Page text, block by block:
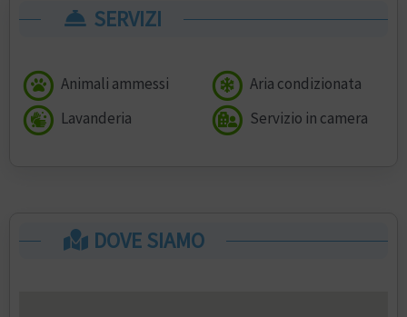
SERVIZI
Animali ammessi
Aria condizionata
Lavanderia
Servizio in camera
DOVE SIAMO